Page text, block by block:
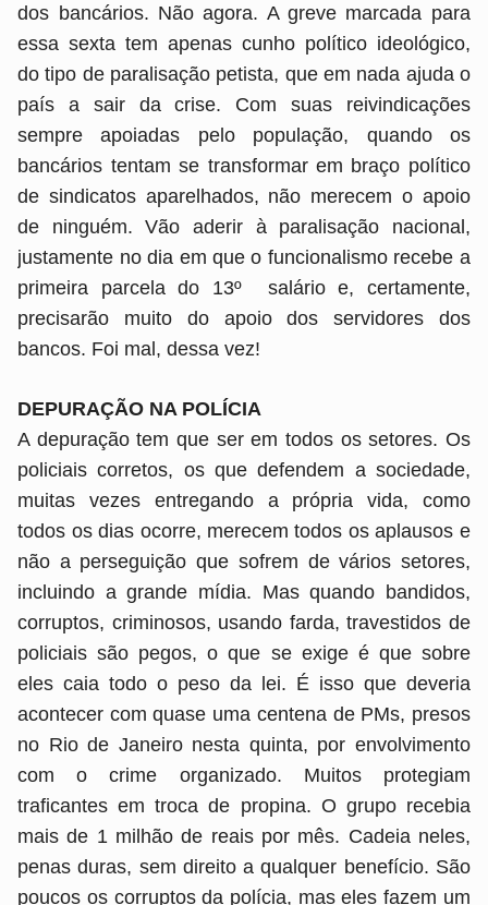
dos bancários. Não agora. A greve marcada para
essa sexta tem apenas cunho político ideológico,
do tipo de paralisação petista, que em nada ajuda o
país a sair da crise. Com suas reivindicações
sempre apoiadas pelo população, quando os
bancários tentam se transformar em braço político
de sindicatos aparelhados, não merecem o apoio
de ninguém. Vão aderir à paralisação nacional,
justamente no dia em que o funcionalismo recebe a
primeira parcela do 13º salário e, certamente,
precisarão muito do apoio dos servidores dos
bancos. Foi mal, dessa vez!
DEPURAÇÃO NA POLÍCIA
A depuração tem que ser em todos os setores. Os
policiais corretos, os que defendem a sociedade,
muitas vezes entregando a própria vida, como
todos os dias ocorre, merecem todos os aplausos e
não a perseguição que sofrem de vários setores,
incluindo a grande mídia. Mas quando bandidos,
corruptos, criminosos, usando farda, travestidos de
policiais são pegos, o que se exige é que sobre
eles caia todo o peso da lei. É isso que deveria
acontecer com quase uma centena de PMs, presos
no Rio de Janeiro nesta quinta, por envolvimento
com o crime organizado. Muitos protegiam
traficantes em troca de propina. O grupo recebia
mais de 1 milhão de reais por mês. Cadeia neles,
penas duras, sem direito a qualquer benefício. São
poucos os corruptos da polícia, mas eles fazem um